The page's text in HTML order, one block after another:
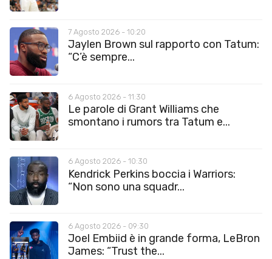
7 Agosto 2026 - 10:20
Jaylen Brown sul rapporto con Tatum:
“C’è sempre...
6 Agosto 2026 - 11:30
Le parole di Grant Williams che
smontano i rumors tra Tatum e...
6 Agosto 2026 - 10:30
Kendrick Perkins boccia i Warriors:
“Non sono una squadr...
6 Agosto 2026 - 09:30
Joel Embiid è in grande forma, LeBron
James: “Trust the...